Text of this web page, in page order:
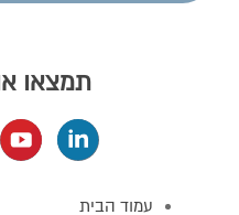
תמצאו
עמוד הבית